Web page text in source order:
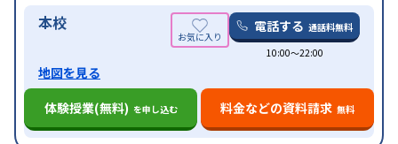
本校 電話する 通話料無料
10:00〜22:00
地図を見る
体験授業(無料) を申し込む 料金などの資料請求 無料